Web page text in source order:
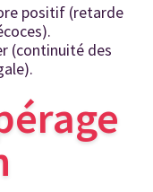
positif (retarde
(continuité des